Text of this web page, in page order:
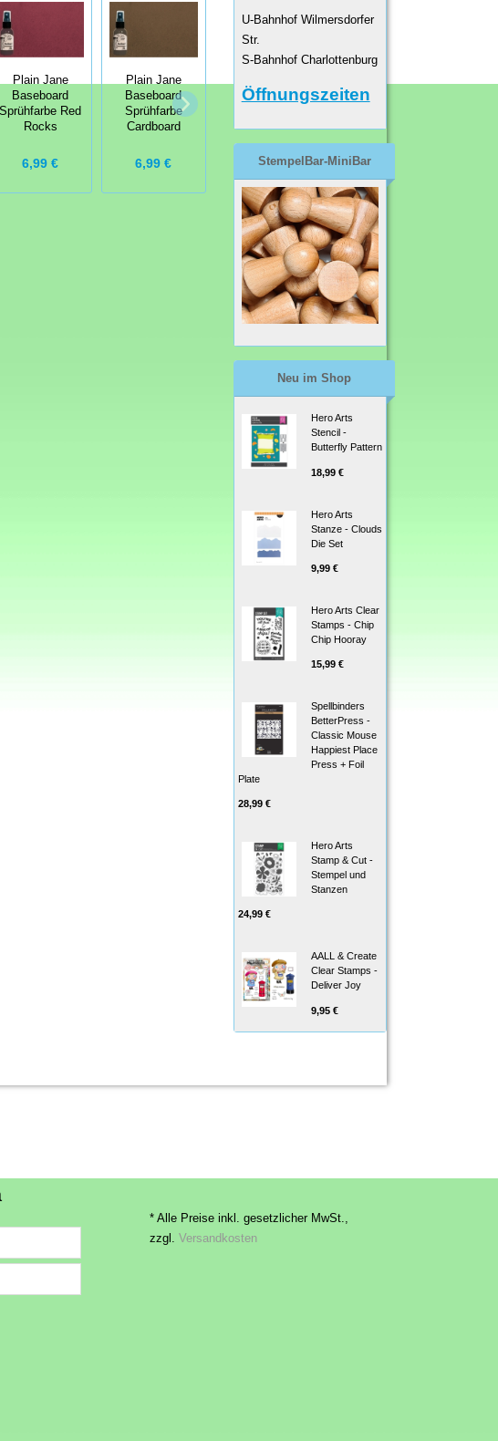
Plain Jane
Baseboard
Sprühfarbe Red
Rocks
6,99 €
Plain Jane
Baseboard
Sprühfarbe
Cardboard
6,99 €
Baseboard
Gravel
6,99 €
Glimmer Mist
Sprühfarbe
6,99 €
U-Bahnhof Wilmersdorfer
Str.
S-Bahnhof Charlottenburg
Öffnungszeiten
StempelBar-MiniBar
Neu im Shop
Hero Arts
Stencil -
Butterfly Pattern
18,99 €
Hero Arts
Stanze - Clouds
Die Set
9,99 €
Hero Arts Clear
Stamps - Chip
Chip Hooray
15,99 €
Spellbinders
BetterPress -
Classic Mouse
Happiest Place
Press + Foil
Plate
28,99 €
Hero Arts
Stamp & Cut -
Stempel und
Stanzen
24,99 €
AALL & Create
Clear Stamps -
Deliver Joy
9,95 €
* Alle Preise inkl. gesetzlicher MwSt.,
zzgl. Versandkosten